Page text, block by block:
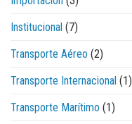
Institucional (7)
Transporte Aéreo (2)
Transporte Internacional (1)
Transporte Marítimo (1)